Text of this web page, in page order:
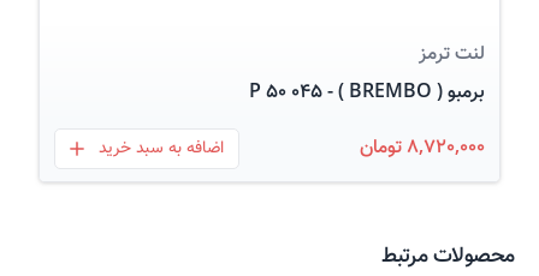
لنت ترمز
برمبو ( BREMBO ) - P 50 045
8,720,000 تومان
بعلاوه
اضافه به سبد خرید
محصولات مرتبط